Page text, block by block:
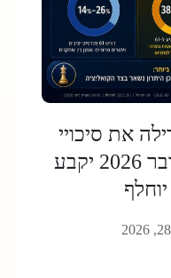
את סיכויי
נתניהו לנצח, כי באוקטובר 2026 יקבע